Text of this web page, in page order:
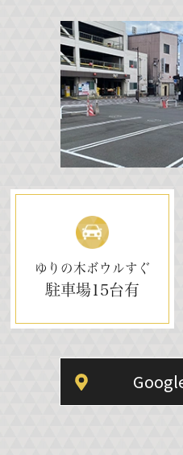
ゆりの木ボウルすぐ
駐車場15台有